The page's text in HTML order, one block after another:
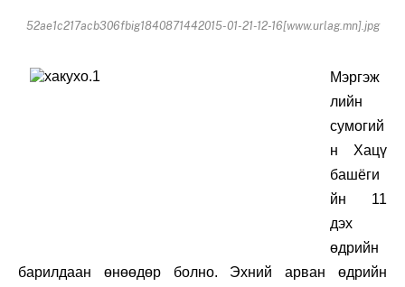
52ae1c217acb306fbig1840871442015-01-21-12-16[www.urlag.mn].jpg
Мэргэж
лийн
сумогий
н Хацү
башёги
йн 11
дэх
өдрийн
барилдаан өнөөдөр болно. Эхний арван өдрийн